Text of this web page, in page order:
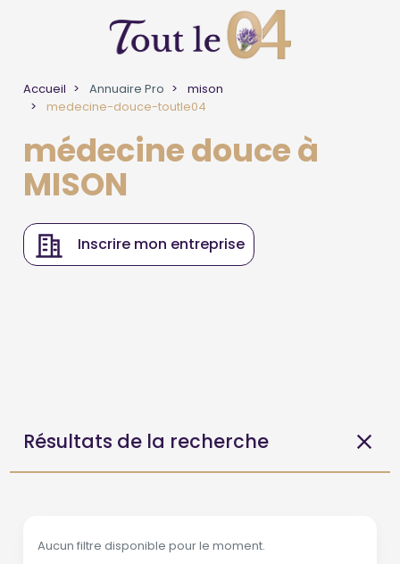
Accueil Annuaire Pro
mison
medecine-douce-toutle04
médecine douce à
MISON
Inscrire mon entreprise
Résultats de la recherche
Aucun filtre disponible pour le moment.